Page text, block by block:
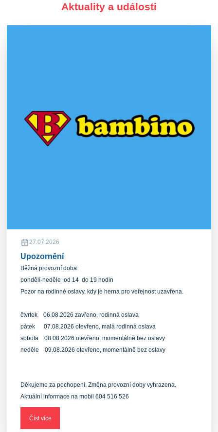
Aktuality a události
27.07.2026
Upozornění
Běžná provozní doba:
pondělí-neděle od 14 do 19 hodin
Pozor na rodinné oslavy, kdy je herna pro veřejnost uzavřena.
čtvrtek 06.08.2026 zavřeno, rodinná oslava
pátek 07.08.2026 otevřeno, malá rodinná oslava
sobota 08.08.2026 otevřeno, momentálně bez oslavy
neděle 09.08.2026 otevřeno, momentálně bez oslavy
Děkujeme za pochopení. Změna provozní doby vyhrazena.
Aktuální informace na mobil 604 516 526
Číst více